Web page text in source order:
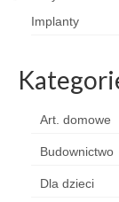
Implanty
Art. domowe
Budownictwo
Dla dzieci